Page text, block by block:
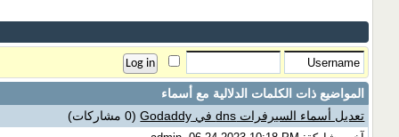
المواضيع ذات الكلمات الدلالية مع
أسماء
تعديل أسماء السيرفرات dns في Godaddy
(0 مشاركات)